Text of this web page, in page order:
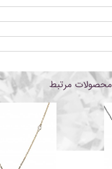
محصولات مرتبط